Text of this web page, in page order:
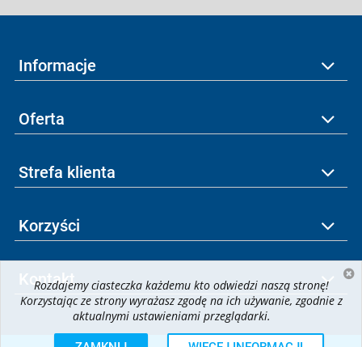
Informacje
Oferta
Strefa klienta
Korzyści
Kontakt
Rozdajemy ciasteczka każdemu kto odwiedzi naszą stronę!
Korzystając ze strony wyrażasz zgodę na ich używanie, zgodnie z
aktualnymi ustawieniami przeglądarki.